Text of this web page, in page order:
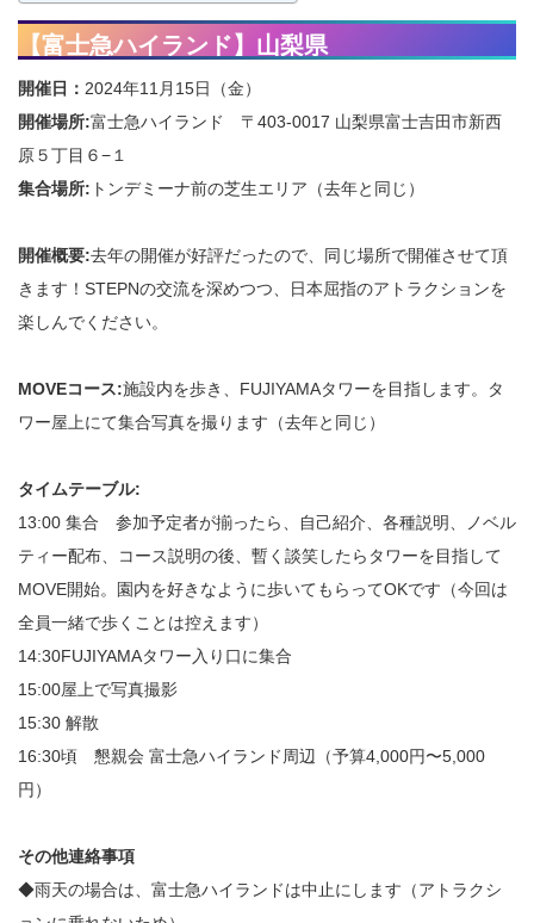
【富士急ハイランド】山梨県
開催日： 2024年11月15日（金）
開催場所:富士急ハイランド 〒403-0017 山梨県富士吉田市新西
原５丁目６−１
集合場所: トンデミーナ前の芝生エリア（去年と同じ）
開催概要:去年の開催が好評だったので、同じ場所で開催させて頂
きます！STEPNの交流を深めつつ、日本屈指のアトラクションを
楽しんでください。
MOVEコース:施設内を歩き、FUJIYAMAタワーを目指します。タ
ワー屋上にて集合写真を撮ります（去年と同じ）
タイムテーブル:
13:00 集合 参加予定者が揃ったら、自己紹介、各種説明、ノベル
ティー配布、コース説明の後、暫く談笑したらタワーを目指して
MOVE開始。園内を好きなように歩いてもらってOKです（今回は
全員一緒で歩くことは控えます）
14:30FUJIYAMAタワー入り口に集合
15:00屋上で写真撮影
15:30 解散
16:30頃 懇親会 富士急ハイランド周辺（予算4,000円〜5,000
円）
その他連絡事項
◆雨天の場合は、富士急ハイランドは中止にします（アトラクシ